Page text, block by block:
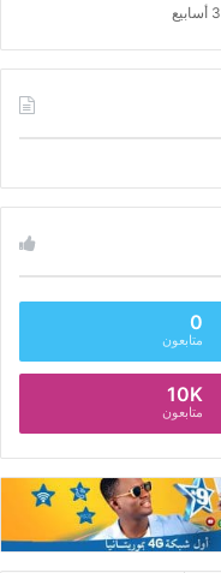
0
متابعون
10K
متابعون